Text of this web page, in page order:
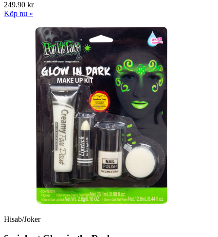
249.90 kr
Köp nu »
Hisab/Joker